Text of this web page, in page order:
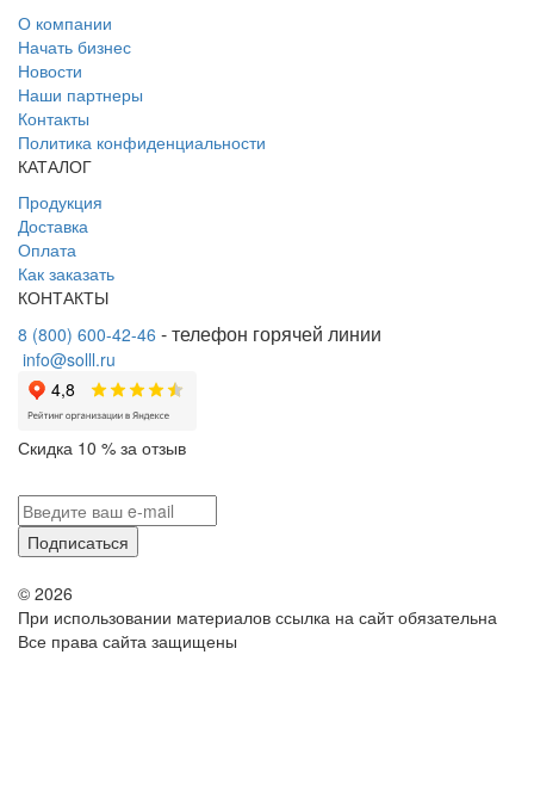
О компании
Начать бизнес
Новости
Наши партнеры
Контакты
Политика конфиденциальности
КАТАЛОГ
Продукция
Доставка
Оплата
Как заказать
КОНТАКТЫ
8 (800) 600-42-46 - телефон горячей линии
info@solll.ru
Скидка 10 % за отзыв
Подписаться
© 2026
При использовании материалов ссылка на сайт обязательна
Все права сайта защищены